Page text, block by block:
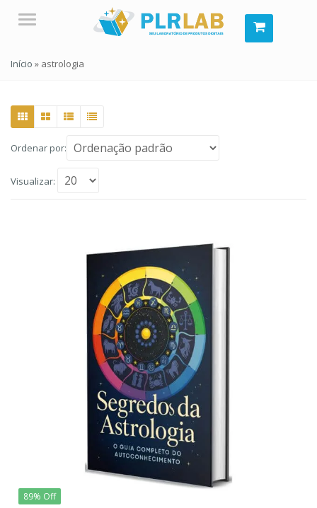
Menu
Início » astrologia
Ordenar por:
Visualizar:
89% Off